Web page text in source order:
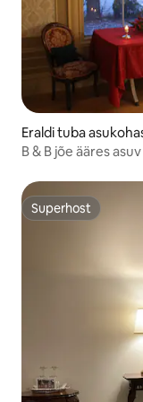
Eraldi tuba
B & B jõe ääres
Superhost
Superhost